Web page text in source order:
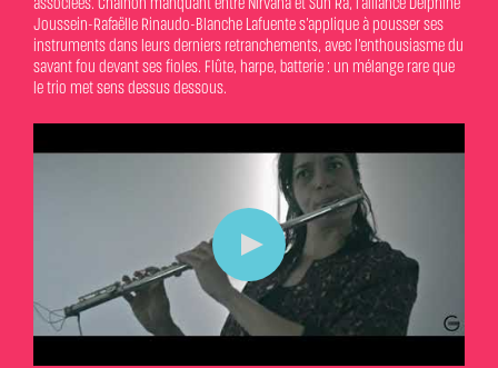
associées. Chainon manquant entre Nirvana et Sun Ra, l’alliance Delphine
Joussein-Rafaëlle Rinaudo-Blanche Lafuente s’applique à pousser ses
instruments dans leurs derniers retranchements, avec l’enthousiasme du
savant fou devant ses fioles. Flûte, harpe, batterie : un mélange rare que
le trio met sens dessus dessous.